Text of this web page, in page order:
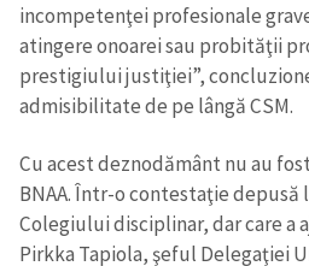
incompetenţei profesionale
atingere onoarei sau probităţii
prestigiului justiţiei”,
admisibilitate de pe lângă CSM.
Cu acest deznodământ nu au
BNAA. Într-o contestaţie depusă
Colegiului disciplinar, dar care a
Pirkka Tapiola, şeful Delegaţiei